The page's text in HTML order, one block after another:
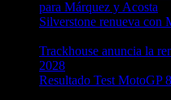
para Márquez y Acosta
Silverstone renueva con
Trackhouse anuncia la
2028
Resultado Test MotoGP